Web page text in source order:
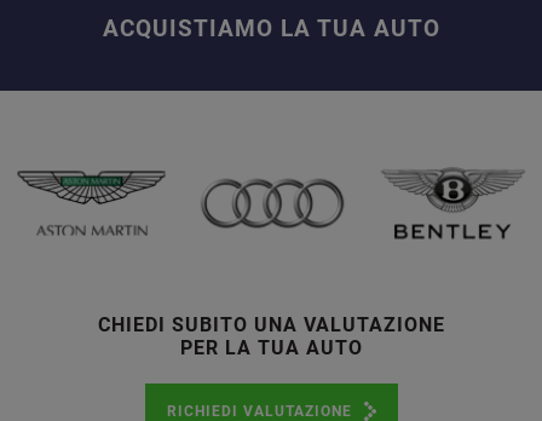
ACQUISTIAMO LA TUA AUTO
CHIEDI SUBITO UNA VALUTAZIONE
PER LA TUA AUTO
RICHIEDI VALUTAZIONE